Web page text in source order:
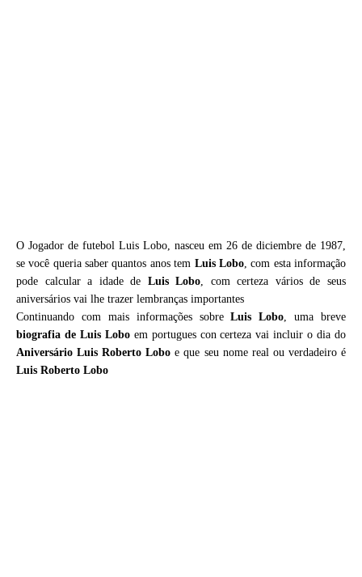
O Jogador de futebol Luis Lobo, nasceu em 26 de diciembre de 1987,
se você queria saber quantos anos tem Luis Lobo, com esta informação
pode calcular a idade de Luis Lobo, com certeza vários de seus
aniversários vai lhe trazer lembranças importantes
Continuando com mais informações sobreLuis Lobo, uma breve
biografia de Luis Loboem portugues con certeza vai incluir o dia do
Aniversário Luis Roberto Lobo e que seu nome real ou verdadeiro é
Luis Roberto Lobo